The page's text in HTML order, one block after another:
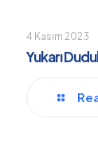
4 Kasım 2023
Yukarı